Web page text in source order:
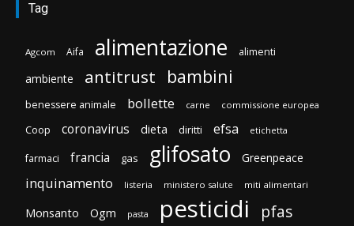
Tag
Agcom Aifa alimentazione alimenti
ambiente antitrust bambini
benessere animale bollette carne commissione europea
Coop coronavirus dieta diritti efsa etichetta
farmaci francia gas glifosato Greenpeace
inquinamento listeria ministero salute miti alimentari
Monsanto Ogm pasta pesticidi pfas